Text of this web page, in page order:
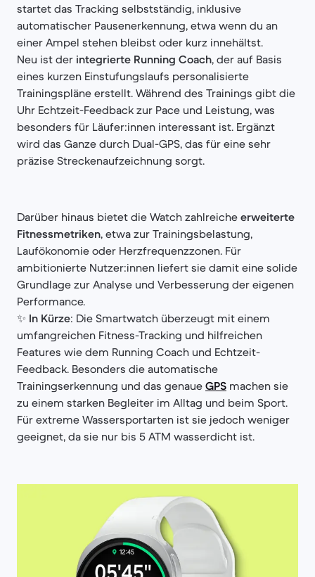
startet das Tracking selbstständig, inklusive
automatischer Pausenerkennung, etwa wenn du an
einer Ampel stehen bleibst oder kurz innehältst.
Neu ist der integrierte Running Coach, der auf Basis
eines kurzen Einstufungslaufs personalisierte
Trainingspläne erstellt. Während des Trainings gibt die
Uhr Echtzeit-Feedback zur Pace und Leistung, was
besonders für Läufer:innen interessant ist. Ergänzt
wird das Ganze durch Dual-GPS, das für eine sehr
präzise Streckenaufzeichnung sorgt.
Darüber hinaus bietet die Watch zahlreiche erweiterte
Fitnessmetriken, etwa zur Trainingsbelastung,
Laufökonomie oder Herzfrequenzzonen. Für
ambitionierte Nutzer:innen liefert sie damit eine solide
Grundlage zur Analyse und Verbesserung der eigenen
Performance.
✨ In Kürze: Die Smartwatch überzeugt mit einem
umfangreichen Fitness-Tracking und hilfreichen
Features wie dem Running Coach und Echtzeit-
Feedback. Besonders die automatische
Trainingserkennung und das genaue GPS machen sie
zu einem starken Begleiter im Alltag und beim Sport.
Für extreme Wassersportarten ist sie jedoch weniger
geeignet, da sie nur bis 5 ATM wasserdicht ist.